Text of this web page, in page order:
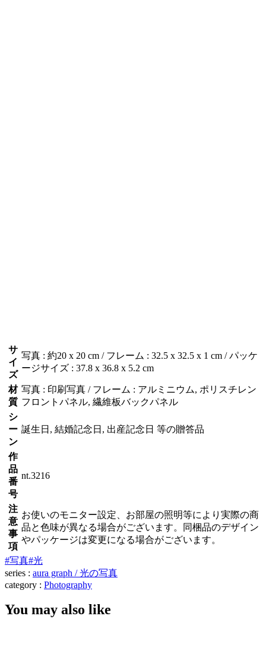
サ
イ
ズ
写真 : 約20 x 20 cm / フレーム : 32.5 x 32.5 x 1 cm / パッケ
ージサイズ : 37.8 x 36.8 x 5.2 cm
材
質
写真 : 印刷写真 / フレーム : アルミニウム, ポリスチレン
フロントパネル, 繊維板バックパネル
シ
ー
ン
誕生日, 結婚記念日, 出産記念日 等の贈答品
作
品
番
号
nt.3216
注
意
事
項
お使いのモニター設定、お部屋の照明等により実際の商
品と色味が異なる場合がございます。同梱品のデザイン
やパッケージは変更になる場合がございます。
#写真#光
series : aura graph / 光の写真
category : Photography
You may also like